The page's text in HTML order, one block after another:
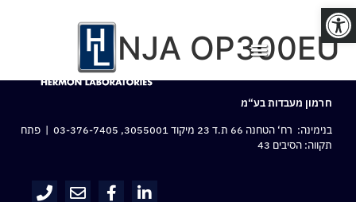
פתח סרגל נגישות
NINJA OP300EU
חרמון מעבדות בע“מ
בנימינה: רח‘ הטחנה 66 ת.ד 23 מיקוד 3055001,
03-376-7405 | פתח
תקווה: הסיבים 43